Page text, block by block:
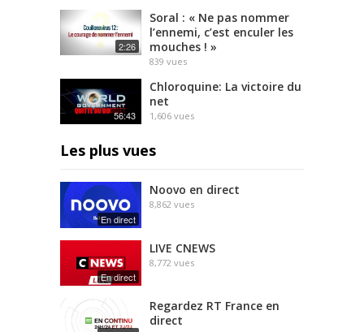
2:26
Soral : « Ne pas nommer
l’ennemi, c’est enculer les
mouches ! »
839 vues
56:43
Chloroquine: La victoire du
net
1,606 vues
Les plus vues
En direct
Noovo en direct
8,862 vues
En direct
LIVE CNEWS
8,772 vues
Regardez RT France en
direct